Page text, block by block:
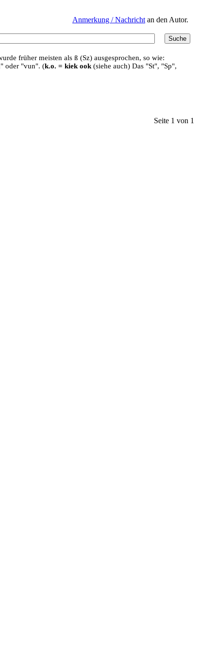
Anmerkung / Nachricht an den Autor.
früher meisten als ß (Sz) ausgesprochen, so wie:
oder "vun". (k.o. = kiek ook (siehe auch) Das "St", "Sp",
Seite 1 von 1